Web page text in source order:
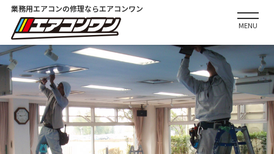
業務用エアコンの修理ならエアコンワン
MENU